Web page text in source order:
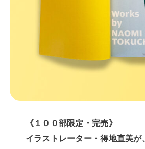
《１００部限定・完売》
イラストレーター・得地直美が